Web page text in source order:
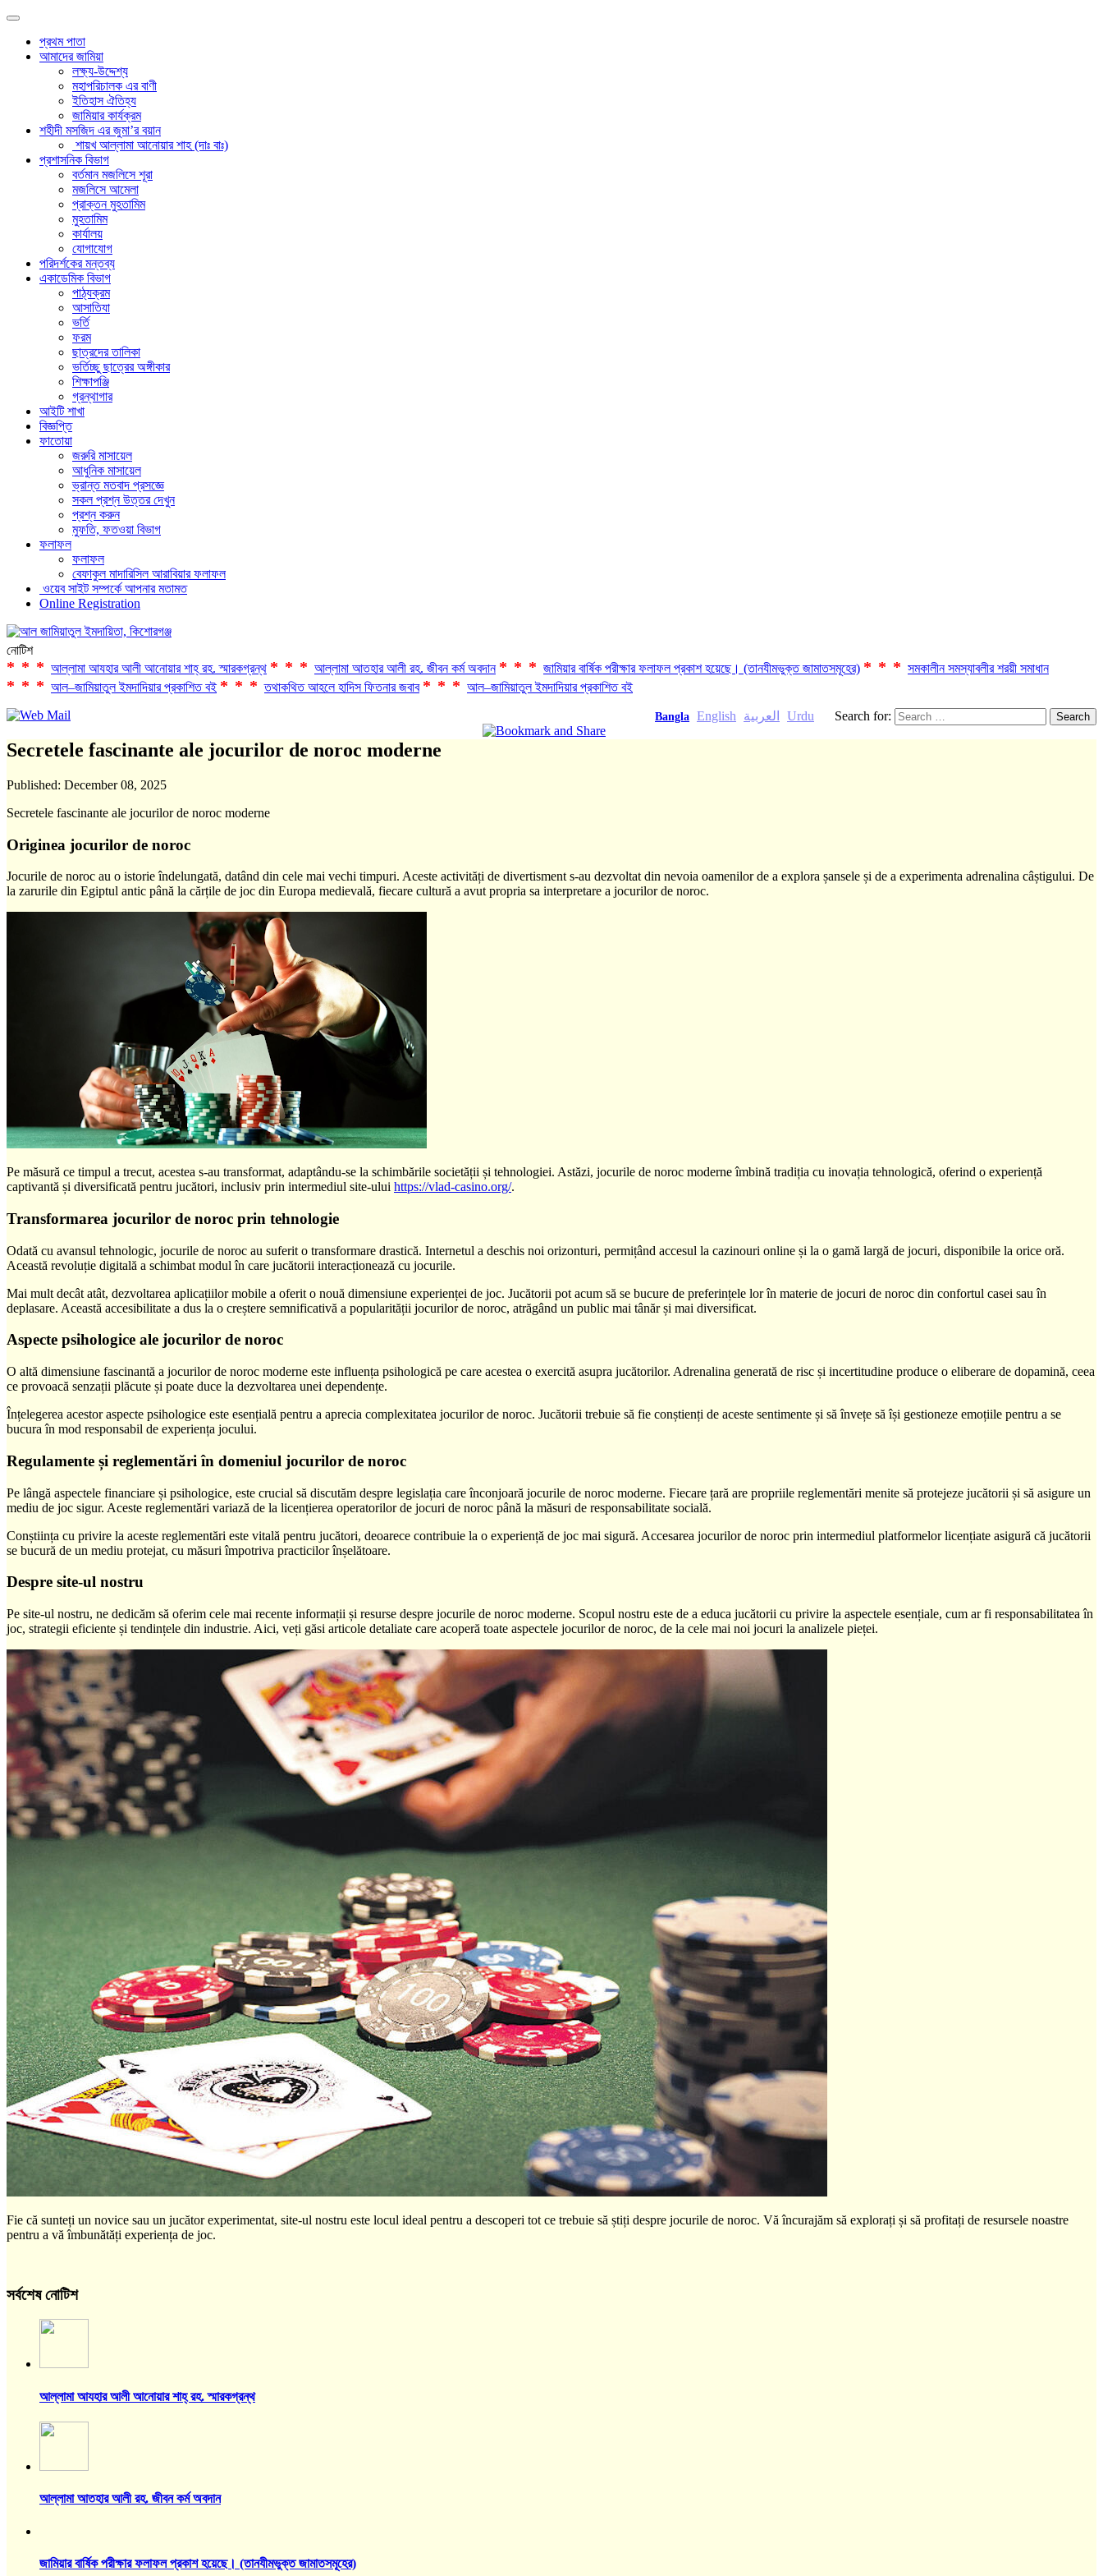
প্রথম পাতা
আমাদের জামিয়া
লক্ষ্য-উদ্দেশ্য
মহাপরিচালক এর বাণী
ইতিহাস ঐতিহ্য
জামিয়ার কার্যক্রম
শহীদী মসজিদ এর জুমা’র বয়ান
শায়খ আল্লামা আনোয়ার শাহ (দাঃ বাঃ)
প্রশাসনিক বিভাগ
বর্তমান মজলিসে শূরা
মজলিসে আমেলা
প্রাক্তন মুহতামিম
মুহতামিম
কার্যালয়
যোগাযোগ
পরিদর্শকের মন্তব্য
একাডেমিক বিভাগ
পাঠ্যক্রম
আসাতিযা
ভর্তি
ফরম
ছাত্রদের তালিকা
ভর্তিচ্ছু ছাত্রের অঙ্গীকার
শিক্ষাপঞ্জি
গ্রন্থাগার
আইটি শাখা
বিজ্ঞপ্তি
ফাতোয়া
জরুরি মাসায়েল
আধুনিক মাসায়েল
ভ্রান্ত মতবাদ প্রসজ্ঞে
সকল প্রশ্ন উত্তর দেখুন
প্রশ্ন করুন
মুফতি, ফতওয়া বিভাগ
ফলাফল
ফলাফল
বেফাকুল মাদারিসিল আরাবিয়ার ফলাফল
ওয়েব সাইট সম্পর্কে আপনার মতামত
Online Registration
নোটিশ
*** আল্লামা আযহার আলী আনোয়ার শাহ্‌ রহ. স্মারকগ্রন্থ *** আল্লামা আতহার আলী রহ. জীবন কর্ম অবদান *** জামিয়ার বার্ষিক পরীক্ষার ফলাফল প্রকাশ হয়েছে। (তানযীমভুক্ত জামাতসমূহের) *** সমকালীন সমস্যাবলীর শরয়ী সমাধান
*** আল–জামিয়াতুল ইমদাদিয়ার প্রকাশিত বই ***তথাকথিত আহলে হাদিস ফিতনার জবাব *** আল–জামিয়াতুল ইমদাদিয়ার প্রকাশিত বই
Search for:
Bangla English العربية Urdu
Secretele fascinante ale jocurilor de noroc moderne
Published: December 08, 2025
Secretele fascinante ale jocurilor de noroc moderne
Originea jocurilor de noroc
Jocurile de noroc au o istorie îndelungată, datând din cele mai vechi timpuri. Aceste activități de divertisment s-au dezvoltat din nevoia oamenilor de a explora șansele și de a experimenta adrenalina câștigului. De
la zarurile din Egiptul antic până la cărțile de joc din Europa medievală, fiecare cultură a avut propria sa interpretare a jocurilor de noroc.
Pe măsură ce timpul a trecut, acestea s-au transformat, adaptându-se la schimbările societății și tehnologiei. Astăzi, jocurile de noroc moderne îmbină tradiția cu inovația tehnologică, oferind o experiență
captivantă și diversificată pentru jucători, inclusiv prin intermediul site-ului https://vlad-casino.org/.
Transformarea jocurilor de noroc prin tehnologie
Odată cu avansul tehnologic, jocurile de noroc au suferit o transformare drastică. Internetul a deschis noi orizonturi, permițând accesul la cazinouri online și la o gamă largă de jocuri, disponibile la orice oră.
Această revoluție digitală a schimbat modul în care jucătorii interacționează cu jocurile.
Mai mult decât atât, dezvoltarea aplicațiilor mobile a oferit o nouă dimensiune experienței de joc. Jucătorii pot acum să se bucure de preferințele lor în materie de jocuri de noroc din confortul casei sau în
deplasare. Această accesibilitate a dus la o creștere semnificativă a popularității jocurilor de noroc, atrăgând un public mai tânăr și mai diversificat.
Aspecte psihologice ale jocurilor de noroc
O altă dimensiune fascinantă a jocurilor de noroc moderne este influența psihologică pe care acestea o exercită asupra jucătorilor. Adrenalina generată de risc și incertitudine produce o eliberare de dopamină, ceea
ce provoacă senzații plăcute și poate duce la dezvoltarea unei dependențe.
Înțelegerea acestor aspecte psihologice este esențială pentru a aprecia complexitatea jocurilor de noroc. Jucătorii trebuie să fie conștienți de aceste sentimente și să învețe să își gestioneze emoțiile pentru a se
bucura în mod responsabil de experiența jocului.
Regulamente și reglementări în domeniul jocurilor de noroc
Pe lângă aspectele financiare și psihologice, este crucial să discutăm despre legislația care înconjoară jocurile de noroc moderne. Fiecare țară are propriile reglementări menite să protejeze jucătorii și să asigure un
mediu de joc sigur. Aceste reglementări variază de la licențierea operatorilor de jocuri de noroc până la măsuri de responsabilitate socială.
Conștiința cu privire la aceste reglementări este vitală pentru jucători, deoarece contribuie la o experiență de joc mai sigură. Accesarea jocurilor de noroc prin intermediul platformelor licențiate asigură că jucătorii
se bucură de un mediu protejat, cu măsuri împotriva practicilor înșelătoare.
Despre site-ul nostru
Pe site-ul nostru, ne dedicăm să oferim cele mai recente informații și resurse despre jocurile de noroc moderne. Scopul nostru este de a educa jucătorii cu privire la aspectele esențiale, cum ar fi responsabilitatea în
joc, strategii eficiente și tendințele din industrie. Aici, veți găsi articole detaliate care acoperă toate aspectele jocurilor de noroc, de la cele mai noi jocuri la analizele pieței.
Fie că sunteți un novice sau un jucător experimentat, site-ul nostru este locul ideal pentru a descoperi tot ce trebuie să știți despre jocurile de noroc. Vă încurajăm să explorați și să profitați de resursele noastre
pentru a vă îmbunătăți experiența de joc.
সর্বশেষ নোটিশ
আল্লামা আযহার আলী আনোয়ার শাহ্‌ রহ. স্মারকগ্রন্থ
আল্লামা আতহার আলী রহ. জীবন কর্ম অবদান
জামিয়ার বার্ষিক পরীক্ষার ফলাফল প্রকাশ হয়েছে। (তানযীমভুক্ত জামাতসমূহের)